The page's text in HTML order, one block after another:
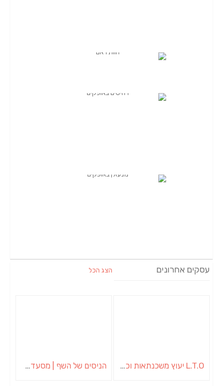
עסקים אחרונים הצג הכל
L.T.O יעוץ משכנתאות וכלכלת משפחה | יועץ משכנתאות באשכול הניסים של השף | מסעדת שף בבית | ארוחות גורמה